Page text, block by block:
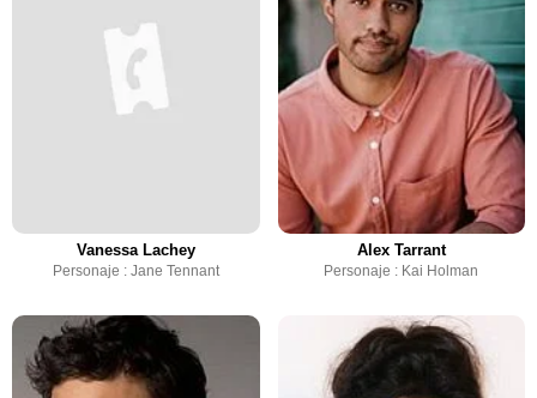
Vanessa Lachey
Personaje : Jane Tennant
Alex Tarrant
Personaje : Kai Holman